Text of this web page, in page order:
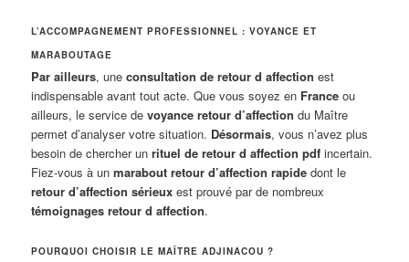
L’ACCOMPAGNEMENT PROFESSIONNEL : VOYANCE ET
MARABOUTAGE
Par ailleurs, uneconsultation de retour d affection est
indispensable avant tout acte. Que vous soyez en France ou
ailleurs, le service devoyance retour d’affection du Maître
permet d’analyser votre situation. Désormais, vous n’avez plus
besoin de chercher unrituel de retour d affection pdf incertain.
Fiez-vous à unmarabout retour d’affection rapide dont le
retour d’affection sérieux est prouvé par de nombreux
témoignages retour d affection.
POURQUOI CHOISIR LE MAÎTRE ADJINACOU ?